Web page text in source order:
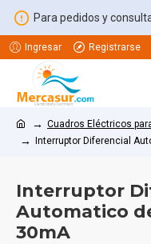
Para pedidos y
Ingresar Registrarse
Cuadros Eléctricos
Interruptor Diferencial
Interruptor
Automatico
30mA